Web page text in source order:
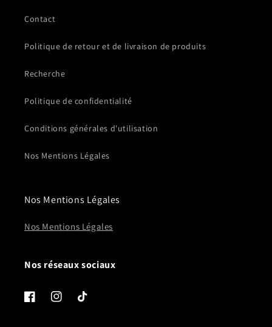
Contact
Politique de retour et de livraison de produits
Recherche
Politique de confidentialité
Conditions générales d'utilisation
Nos Mentions Légales
Nos Mentions Légales
Nos Mentions Légales
Nos réseaux sociaux
FacebookInstagramTikTok